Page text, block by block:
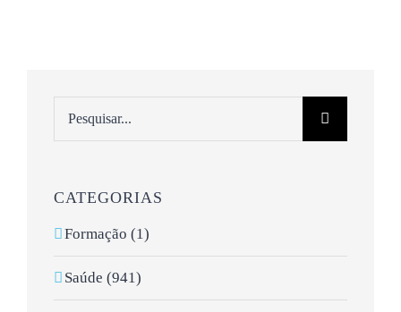
CATEGORIAS
Formação (1)
Saúde (941)